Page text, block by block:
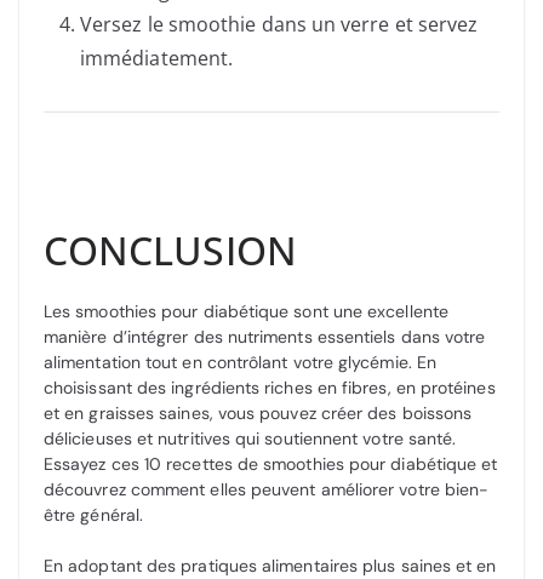
Versez le smoothie dans un verre et servez
immédiatement.
CONCLUSION
Les smoothies pour diabétique sont une excellente
manière d’intégrer des nutriments essentiels dans votre
alimentation tout en contrôlant votre glycémie. En
choisissant des ingrédients riches en fibres, en protéines
et en graisses saines, vous pouvez créer des boissons
délicieuses et nutritives qui soutiennent votre santé.
Essayez ces 10 recettes de smoothies pour diabétique et
découvrez comment elles peuvent améliorer votre bien-
être général.
En adoptant des pratiques alimentaires plus saines et en